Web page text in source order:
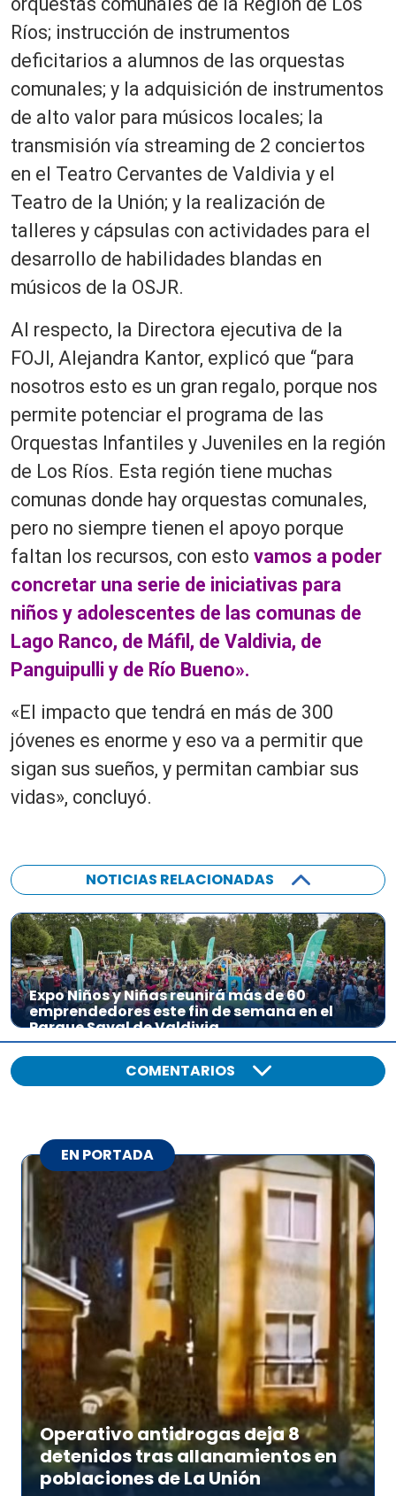
Ríos; instrucción de instrumentos
deficitarios a alumnos de las orquestas
comunales; y la adquisición de instrumentos
de alto valor para músicos locales; la
transmisión vía streaming de 2 conciertos
en el Teatro Cervantes de Valdivia y el
Teatro de la Unión; y la realización de
talleres y cápsulas con actividades para el
desarrollo de habilidades blandas en
músicos de la OSJR.
Al respecto, la Directora ejecutiva de la
FOJI, Alejandra Kantor, explicó que “para
nosotros esto es un gran regalo, porque nos
permite potenciar el programa de las
Orquestas Infantiles y Juveniles en la región
de Los Ríos. Esta región tiene muchas
comunas donde hay orquestas comunales,
pero no siempre tienen el apoyo porque
faltan los recursos, con esto vamos a poder
concretar una serie de iniciativas para
niños y adolescentes de las comunas de
Lago Ranco, de Máfil, de Valdivia, de
Panguipulli y de Río Bueno».
«El impacto que tendrá en más de 300
jóvenes es enorme y eso va a permitir que
sigan sus sueños, y permitan cambiar sus
vidas», concluyó.
NOTICIAS RELACIONADAS
Expo Niños y Niñas reunirá más de 60
emprendedores este fin de semana en el
Parque Saval de Valdivia
COMENTARIOS
EN PORTADA
Operativo antidrogas deja 8
detenidos tras allanamientos en
poblaciones de La Unión